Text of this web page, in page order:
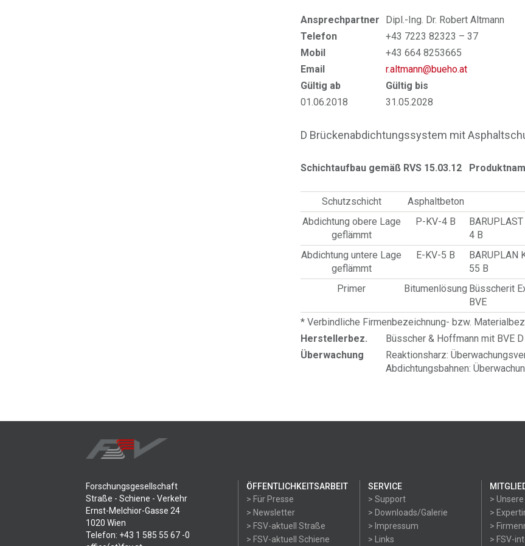
Ansprechpartner
Dipl.-Ing. Dr. Robert Altmann
Telefon
+43 7223 82323 – 37
Mobil
+43 664 8253665
Email
r.altmann@bueho.at
Gültig ab
Gültig bis
01.06.2018
31.05.2028
D Brückenabdichtungssystem mit
Schichtaufbau gemäß RVS 15.03.12
Schutzschicht
Asphaltbeton
Abdichtung obere Lage
geflämmt
P-KV-4 B
4 B
Abdichtung untere Lage
geflämmt
E-KV-5 B
BARUPLAN
55 B
Primer
Bitumenlösung Büsscherit
BVE
* Verbindliche Firmenbezeichnung- bzw.
Herstellerbez.
Büsscher & Hoffmann mit BVE D
Überwachung
Reaktionsharz:
Abdichtungsbahnen:
Forschungsgesellschaft
Straße - Schiene - Verkehr
Ernst-Melchior-Gasse 24
1020 Wien
Telefon: +43 1 585 55 67 -0
ÖFFENTLICHKEITSARBEIT
> Für Presse
> Newsletter
> FSV-aktuell Straße
> FSV-aktuell Schiene
SERVICE
> Support
> Downloads/Galerie
> Impressum
> Links
>
>
>
> FSV-